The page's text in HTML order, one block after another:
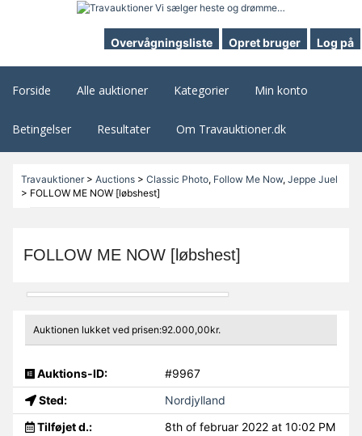
Overvågningsliste Opret bruger Log på
Forside Alle auktioner Kategorier Min konto
Betingelser Resultater Om Travauktioner.dk
Travauktioner> Auctions> Classic Photo, Follow Me Now, Jeppe Juel
> FOLLOW ME NOW [løbshest]
FOLLOW ME NOW [løbshest]
Auktionen lukket ved prisen:92.000,00kr.
Auktions-ID:
#9967
Sted:
Nordjylland
Tilføjet d.:
8th of februar 2022 at 10:02 PM